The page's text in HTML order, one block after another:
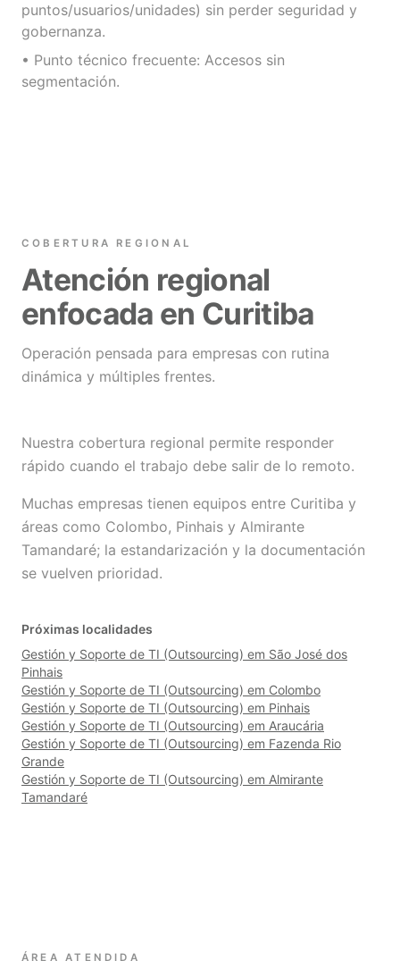
puntos/usuarios/unidades) sin perder seguridad y
gobernanza.
• Punto técnico frecuente: Accesos sin
segmentación.
COBERTURA REGIONAL
Atención regional
enfocada en Curitiba
Operación pensada para empresas con rutina
dinámica y múltiples frentes.
Nuestra cobertura regional permite responder
rápido cuando el trabajo debe salir de lo remoto.
Muchas empresas tienen equipos entre Curitiba y
áreas como Colombo, Pinhais y Almirante
Tamandaré; la estandarización y la documentación
se vuelven prioridad.
Próximas localidades
Gestión y Soporte de TI (Outsourcing) em São José dos
Pinhais
Gestión y Soporte de TI (Outsourcing) em Colombo
Gestión y Soporte de TI (Outsourcing) em Pinhais
Gestión y Soporte de TI (Outsourcing) em Araucária
Gestión y Soporte de TI (Outsourcing) em Fazenda Rio
Grande
Gestión y Soporte de TI (Outsourcing) em Almirante
Tamandaré
ÁREA ATENDIDA